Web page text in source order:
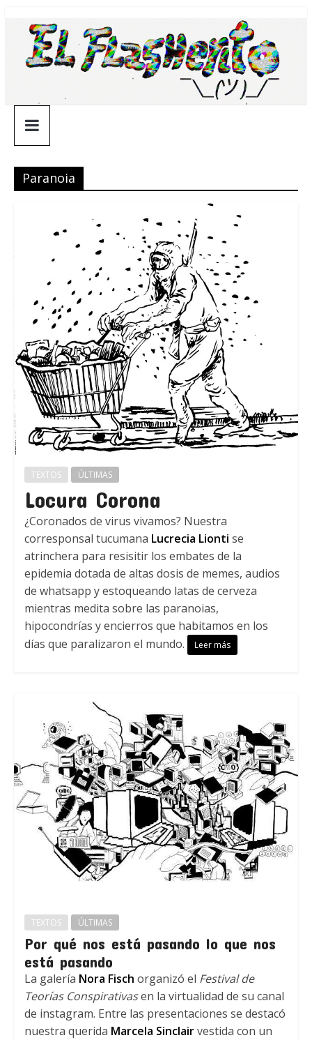
contenido
¯\_(ツ)_/
¯
Paranoia
TEXTOS ÚLTIMAS
Locura Corona
¿Coronados de virus vivamos? Nuestra
corresponsal tucumana Lucrecia Lionti se
atrinchera para resisitir los embates de la
epidemia dotada de altas dosis de memes, audios
de whatsapp y estoqueando latas de cerveza
mientras medita sobre las paranoias,
hipocondrías y encierros que habitamos en los
días que paralizaron el mundo.
Leer más
TEXTOS ÚLTIMAS
Por qué nos está pasando lo que nos
está pasando
La galería Nora Fisch organizó el Festival de
Teorías Conspirativasen la virtualidad de su canal
de instagram. Entre las presentaciones se destacó
nuestra querida Marcela Sinclairvestida con un